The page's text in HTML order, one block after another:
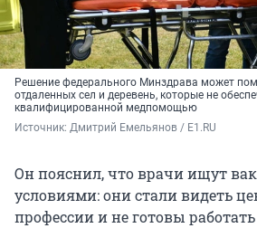
Решение федерального Минздрава может
отдаленных сел и деревень, которые не
квалифицированной медпомощью
Источник: Дмитрий Емельянов / E1.RU
Он пояснил, что врачи ищут
условиями: они стали видеть
профессии и не готовы